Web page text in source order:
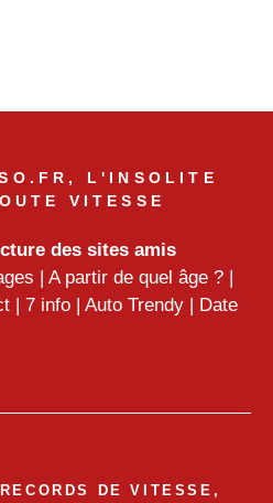
L'INSOLITE
VITESSE
des sites amis
| A partir de quel âge ? |
| 7 info | Auto Trendy | Date
DE VITESSE,